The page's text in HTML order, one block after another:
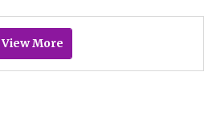
View More